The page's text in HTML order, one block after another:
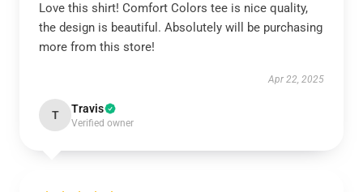
Love this shirt! Comfort Colors tee is nice quality,
the design is beautiful. Absolutely will be purchasing
more from this store!
Apr 22, 2025
T Travis
Verified owner